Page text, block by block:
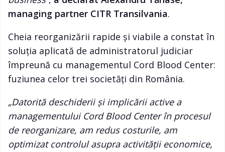
managing partner CITR Transilvania.
Cheia reorganizării rapide și viabile a constat în
soluția aplicată de administratorul judiciar
împreună cu managementul Cord Blood Center:
fuziunea celor trei societăți din România.
„Datorită deschiderii și implicării active a
managementului Cord Blood Center în procesul
de reorganizare, am redus costurile, am
optimizat controlul asupra activității economice,